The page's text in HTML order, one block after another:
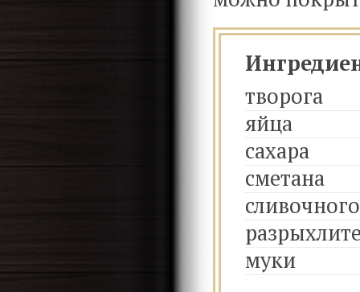
творога
яйца
сахара
сметана
муки